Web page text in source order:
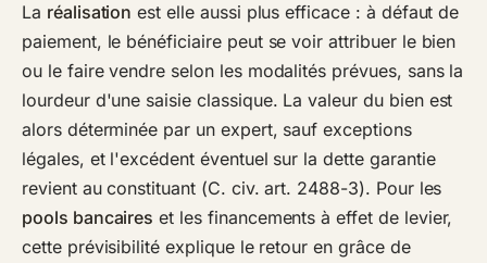
La réalisation est elle aussi plus efficace : à défaut de
paiement, le bénéficiaire peut se voir attribuer le bien
ou le faire vendre selon les modalités prévues, sans la
lourdeur d'une saisie classique. La valeur du bien est
alors déterminée par un expert, sauf exceptions
légales, et l'excédent éventuel sur la dette garantie
revient au constituant (C. civ. art. 2488-3). Pour les
pools bancaires et les financements à effet de levier,
cette prévisibilité explique le retour en grâce de